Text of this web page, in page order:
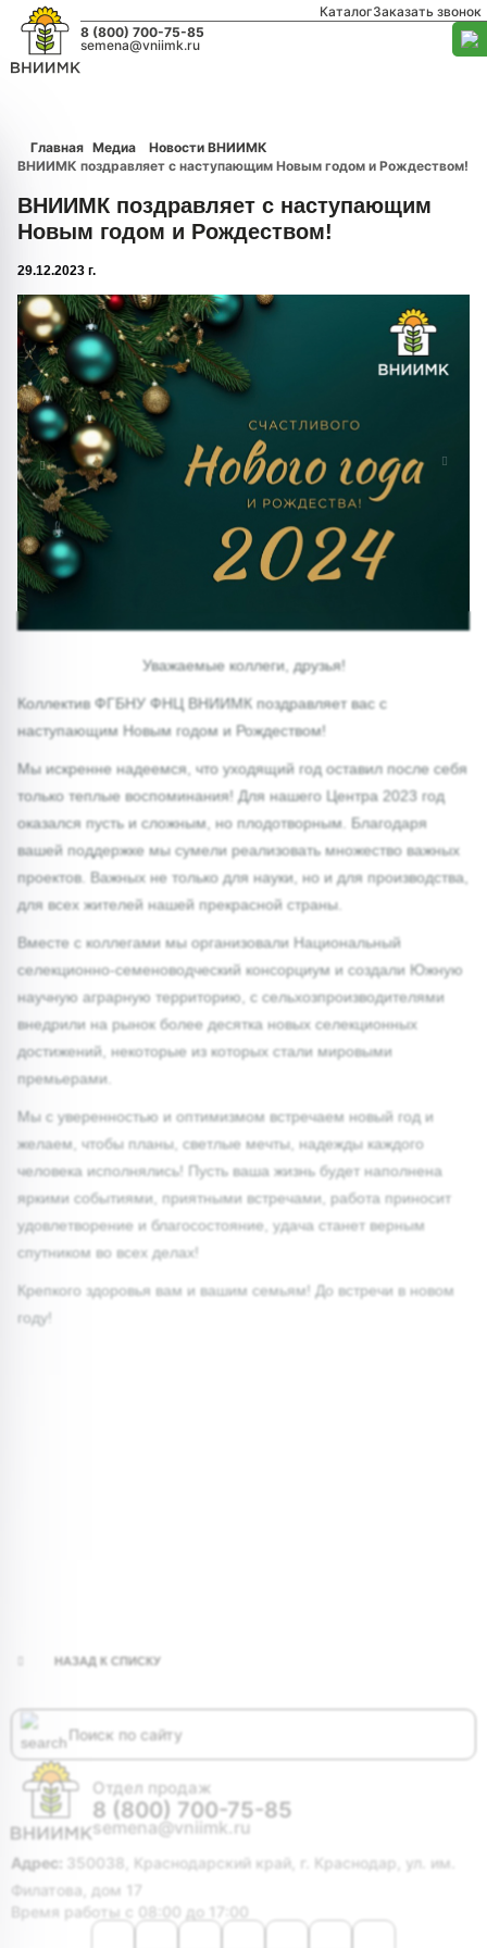
КаталогЗаказать звонок
8 (800) 700-75-85
semena@vniimk.ru
Главная Медиа
Новости ВНИИМК
ВНИИМК поздравляет с наступающим Новым годом и Рождеством!
ВНИИМК поздравляет с наступающим
Новым годом и Рождеством!
29.12.2023 г.
1/0
Уважаемые коллеги, друзья!
Коллектив ФГБНУ ФНЦ ВНИИМК поздравляет вас с
наступающим Новым годом и Рождеством!
Мы искренне надеемся, что уходящий год оставил после себя
только теплые воспоминания! Для нашего Центра 2023 год
оказался пусть и сложным, но плодотворным. Благодаря
вашей поддержке мы сумели реализовать множество важных
проектов. Важных не только для науки, но и для производства,
для всех жителей нашей прекрасной страны.
Вместе с коллегами мы организовали Национальный
селекционно-семеноводческий консорциум и создали Южную
научную аграрную территорию, с сельхозпроизводителями
внедрили на рынок более десятка новых селекционных
достижений, некоторые из которых стали мировыми
премьерами.
Мы с уверенностью и оптимизмом встречаем новый год и
желаем, чтобы планы, светлые мечты, надежды каждого
человека исполнялись! Пусть ваша жизнь будет наполнена
яркими событиями, приятными встречами, работа приносит
удовлетворение и благосостояние, удача станет верным
спутником во всех делах!
Крепкого здоровья вам и вашим семьям! До встречи в новом
году!
НАЗАД К СПИСКУ
Отдел продаж
8 (800) 700-75-85
semena@vniimk.ru
Адрес:
350038, Краснодарский край, г. Краснодар, ул. им.
Филатова, дом 17
Время работы с 08:00 до 17:00